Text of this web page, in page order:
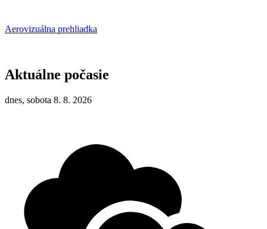
Aerovizuálna prehliadka
Aktuálne počasie
dnes, sobota 8. 8. 2026